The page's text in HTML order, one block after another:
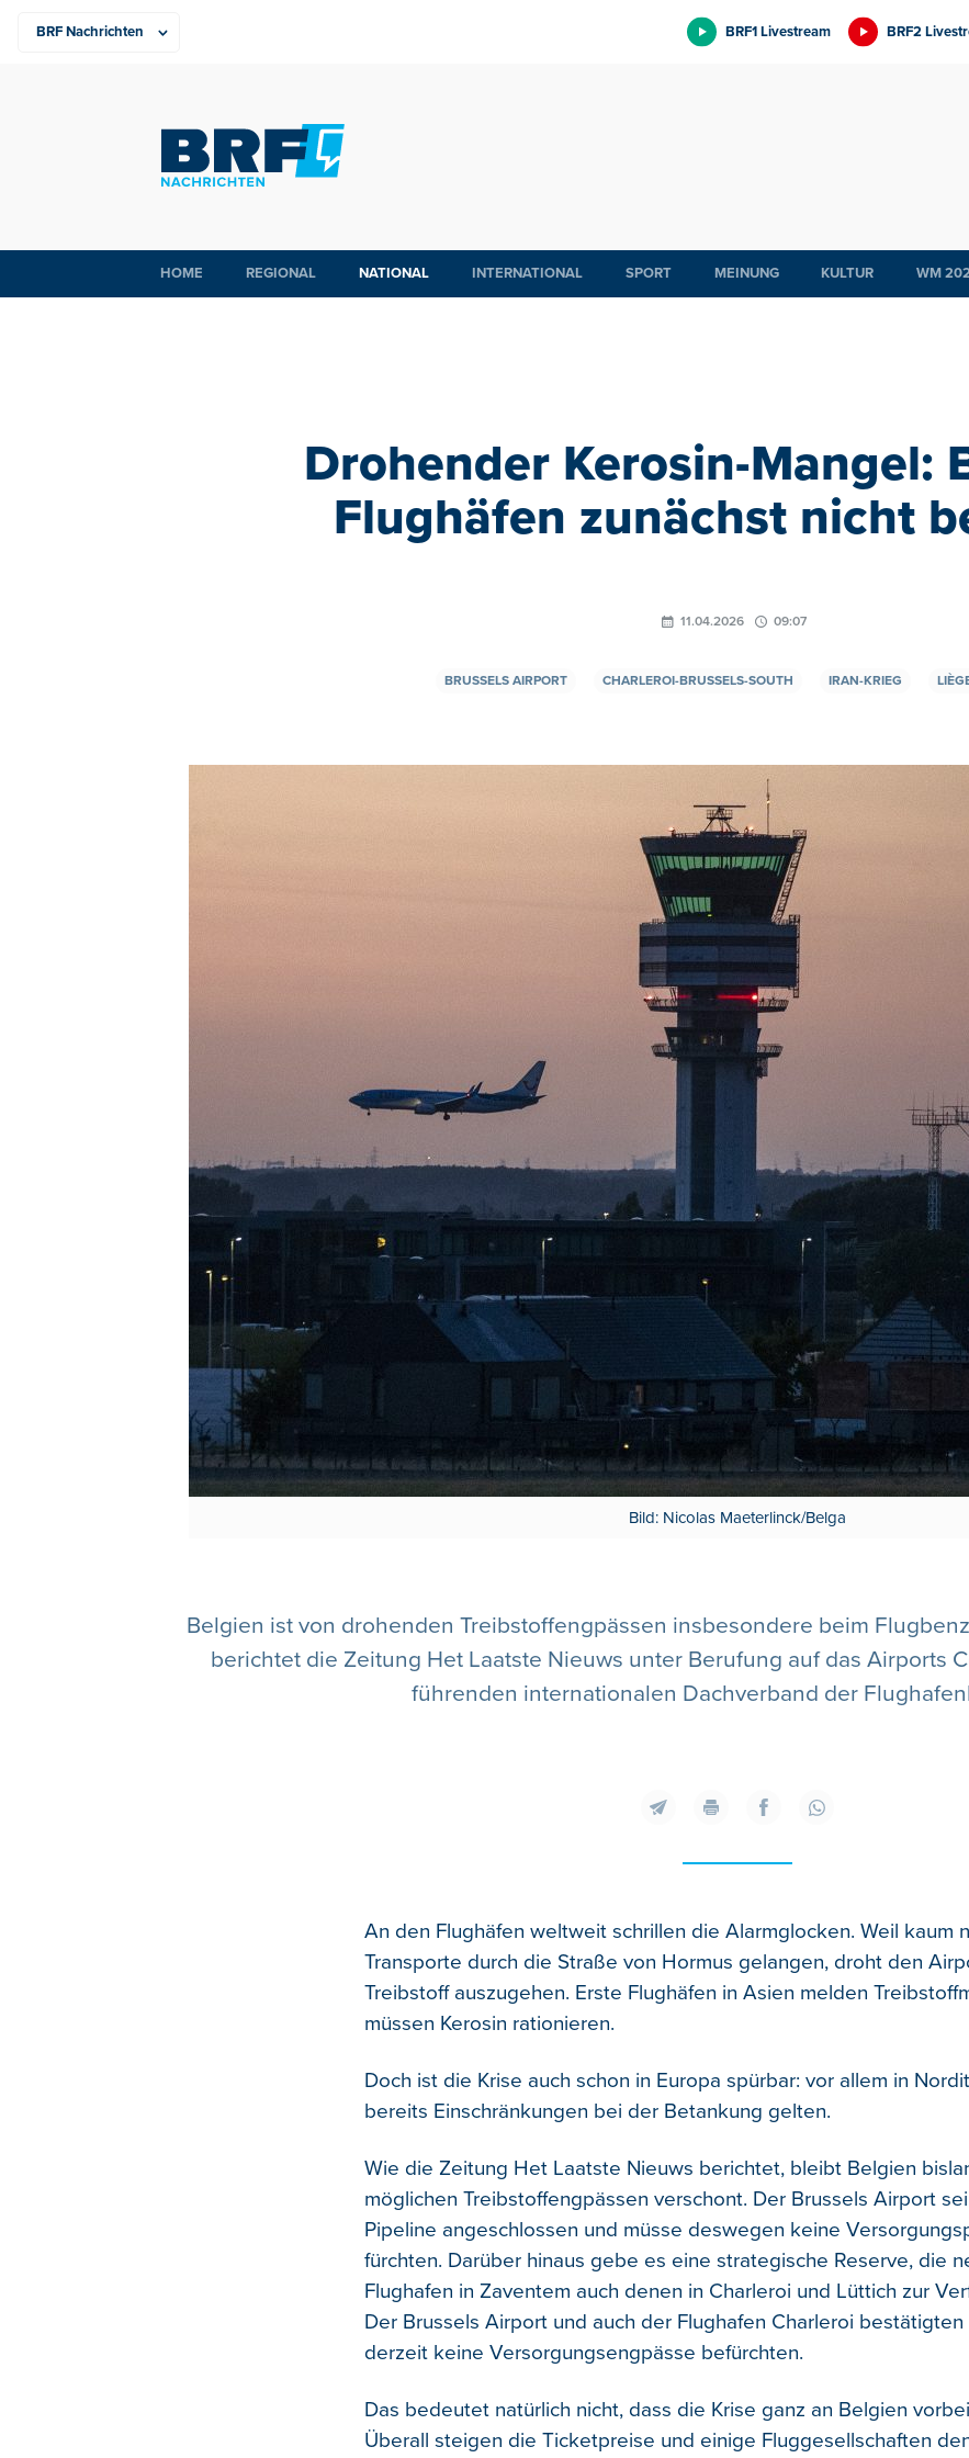
BRF1 Livestream BRF2
HOME REGIONAL NATIONAL INTERNATIONAL SPORT MEINUNG KULTUR WM
Drohender Kerosin-Mangel:
Flughäfen zunächst nicht
11.04.2026 09:07
BRUSSELS AIRPORT CHARLEROI-BRUSSELS-SOUTH IRAN-KRIEG
Bild: Nicolas Maeterlinck/Belga
Belgien ist von drohenden Treibstoffengpässen insbesondere beim
berichtet die Zeitung Het Laatste Nieuws unter Berufung auf das Airports
führenden internationalen Dachverband der
An den Flughäfen weltweit schrillen die Alarmglocken. Weil kaum
Transporte durch die Straße von Hormus gelangen, droht den
Treibstoff auszugehen. Erste Flughäfen in Asien melden
müssen Kerosin rationieren.
Doch ist die Krise auch schon in Europa spürbar: vor allem in
bereits Einschränkungen bei der Betankung gelten.
Wie die Zeitung Het Laatste Nieuws berichtet, bleibt Belgien
möglichen Treibstoffengpässen verschont. Der Brussels Airport
Pipeline angeschlossen und müsse deswegen keine
fürchten. Darüber hinaus gebe es eine strategische Reserve, die
Flughafen in Zaventem auch denen in Charleroi und Lüttich zur
Der Brussels Airport und auch der Flughafen Charleroi bestätigten
derzeit keine Versorgungsengpässe befürchten.
Das bedeutet natürlich nicht, dass die Krise ganz an Belgien
Überall steigen die Ticketpreise und einige Fluggesellschaften